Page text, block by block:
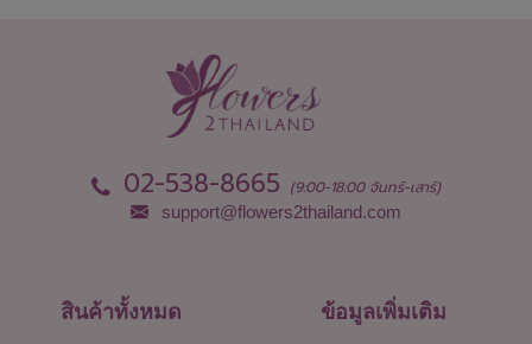
02-538-8665 (9:00-18:00 จันทร์-เสาร์)
support@flowers2thailand.com
สินค้าทั้งหมด ข้อมูลเพิ่มเติม